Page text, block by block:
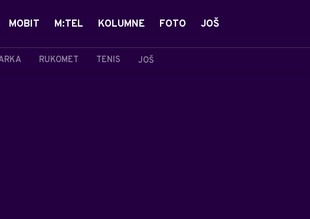
RUKOMET TENIS JOŠ
MOBIT M:TEL KOLUMNE FOTO JOŠ